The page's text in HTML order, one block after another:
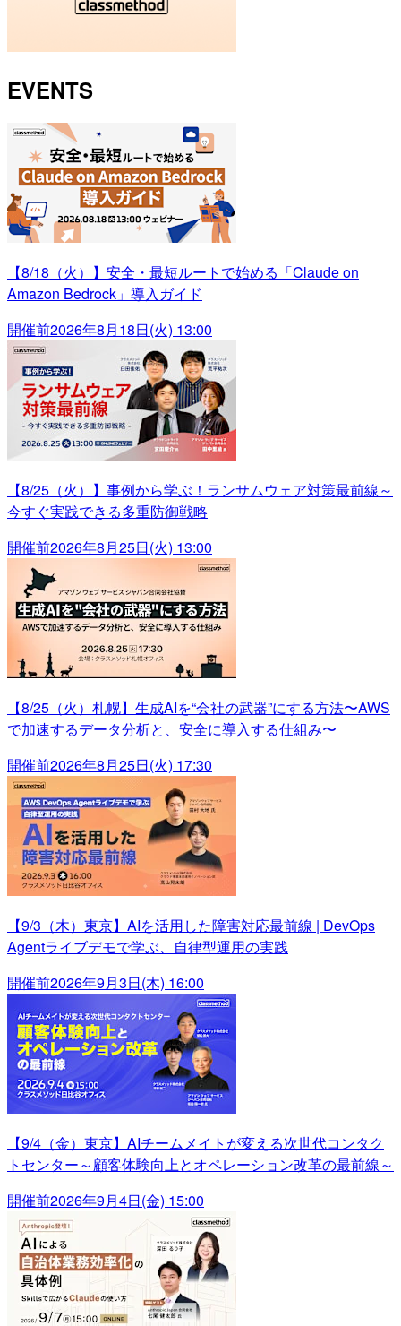
EVENTS
【8/18（火）】安全・最短ルートで始める「Claude on
Amazon Bedrock」導入ガイド
開催前2026年8月18日(火) 13:00
【8/25（火）】事例から学ぶ！ランサムウェア対策最前線～
今すぐ実践できる多重防御戦略
開催前2026年8月25日(火) 13:00
【8/25（火）札幌】生成AIを“会社の武器”にする方法〜AWS
で加速するデータ分析と、安全に導入する仕組み〜
開催前2026年8月25日(火) 17:30
【9/3（木）東京】AIを活用した障害対応最前線 | DevOps
Agentライブデモで学ぶ、自律型運用の実践
開催前2026年9月3日(木) 16:00
【9/4（金）東京】AIチームメイトが変える次世代コンタク
トセンター～顧客体験向上とオペレーション改革の最前線～
開催前2026年9月4日(金) 15:00